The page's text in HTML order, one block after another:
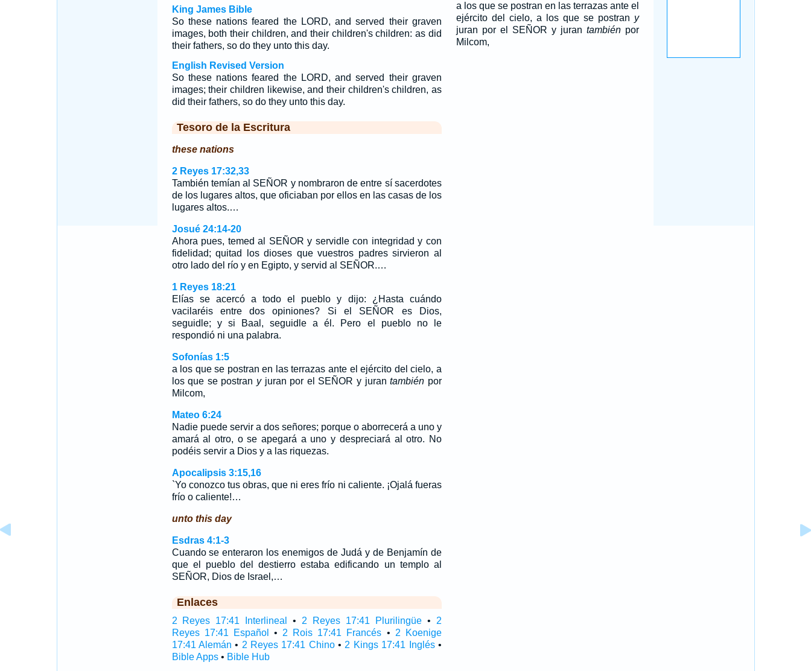
King James Bible
So these nations feared the LORD, and served their graven
images, both their children, and their children's children: as did
their fathers, so do they unto this day.
English Revised Version
So these nations feared the LORD, and served their graven
images; their children likewise, and their children's children, as
did their fathers, so do they unto this day.
Tesoro de la Escritura
these nations
2 Reyes 17:32,33
También temían al SEÑOR y nombraron de entre sí sacerdotes
de los lugares altos, que oficiaban por ellos en las casas de los
lugares altos.…
Josué 24:14-20
Ahora pues, temed al SEÑOR y servidle con integridad y con
fidelidad; quitad los dioses que vuestros padres sirvieron al
otro lado del río y en Egipto, y servid al SEÑOR.…
1 Reyes 18:21
Elías se acercó a todo el pueblo y dijo: ¿Hasta cuándo
vacilaréis entre dos opiniones? Si el SEÑOR es Dios,
seguidle; y si Baal, seguidle a él. Pero el pueblo no le
respondió ni una palabra.
Sofonías 1:5
a los que se postran en las terrazas ante el ejército del cielo, a
los que se postran yjuran por el SEÑOR y jurantambién por
Milcom,
Mateo 6:24
Nadie puede servir a dos señores; porque o aborrecerá a uno y
amará al otro, o se apegará a uno y despreciará al otro. No
podéis servir a Dios y a las riquezas.
Apocalipsis 3:15,16
`Yo conozco tus obras, que ni eres frío ni caliente. ¡Ojalá fueras
frío o caliente!…
unto this day
Esdras 4:1-3
Cuando se enteraron los enemigos de Judá y de Benjamín de
que el pueblo del destierro estaba edificando un templo al
SEÑOR, Dios de Israel,…
Enlaces
2 Reyes 17:41 Interlineal • 2 Reyes 17:41 Plurilingüe • 2
Reyes 17:41 Español
• 2 Rois 17:41 Francés • 2 Koenige
17:41 Alemán • 2 Reyes 17:41 Chino• 2 Kings 17:41 Inglés•
Bible Apps• Bible Hub
a los que se postran en las terrazas ante el
ejército del cielo, a los que se postran y
juran por el SEÑOR y jurantambién por
Milcom,